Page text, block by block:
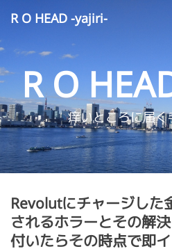
R O HEAD -yajiri-
R O
痒いところに届く
Revolutにチャージした
されるホラーとその解
付いたらその時点で即イ